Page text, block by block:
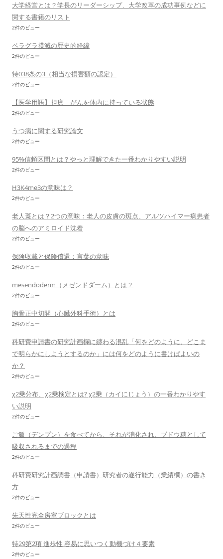
大学経営とは？学長のリーダーシップ、大学改革の成功事例などに
関する書籍のリスト
2件のビュー
ペラグラ撲滅の歴史的経緯
2件のビュー
特038条の3（相当な損害額の認定）
2件のビュー
【医学用語】担癌 がんを体内に持っている状態
2件のビュー
うつ病に関する研究論文
2件のビュー
95%信頼区間とは？やっと理解できた一番わかりやすい説明
2件のビュー
H3K4me3の意味は？
2件のビュー
老人斑とは？2つの意味：老人の皮膚の斑点、アルツハイマー病患者
の脳へのアミロイド沈着
2件のビュー
保険収載と保険償還：言葉の意味
2件のビュー
mesendoderm（メゼンドダーム）とは？
2件のビュー
胸骨正中切開（心臓外科手術）とは
2件のビュー
科研費申請書の研究計画欄に纏わる混乱「何をどのように、どこま
で明らかにしようとするのか」には何をどのように書けばよいの
か？
2件のビュー
χ2乗分布、χ2乗検定とは? χ2乗（カイにじょう）の一番わかりやす
い説明
2件のビュー
ご飯（デンプン）を食べてから、それが消化され、ブドウ糖として
吸収されるまでの過程
2件のビュー
科研費研究計画調書（申請書）研究者の遂行能力（業績欄）の書き
方
2件のビュー
先天性完全房室ブロックとは
2件のビュー
特29第2項 進歩性 容易に思いつく動機づけ４要素
2件のビュー